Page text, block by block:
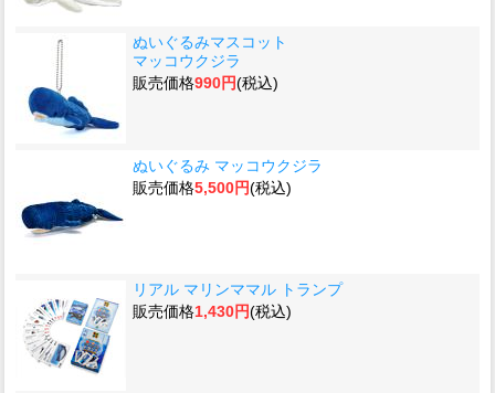
ぬいぐるみマスコット
マッコウクジラ
販売価格990円(税込)
ぬいぐるみ マッコウクジラ
販売価格5,500円(税込)
リアル マリンママル トランプ
販売価格1,430円(税込)